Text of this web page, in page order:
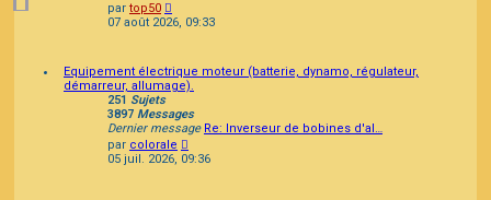
par top50
le
dernier
07 août 2026, 09:33
Equipement électrique moteur (batterie, dynamo, régulateur,
démarreur, allumage).
251 Sujets
3897 Messages
Dernier message Re: Inverseur de bobines d'al…
par colorale
le
05 juil. 2026, 09:36